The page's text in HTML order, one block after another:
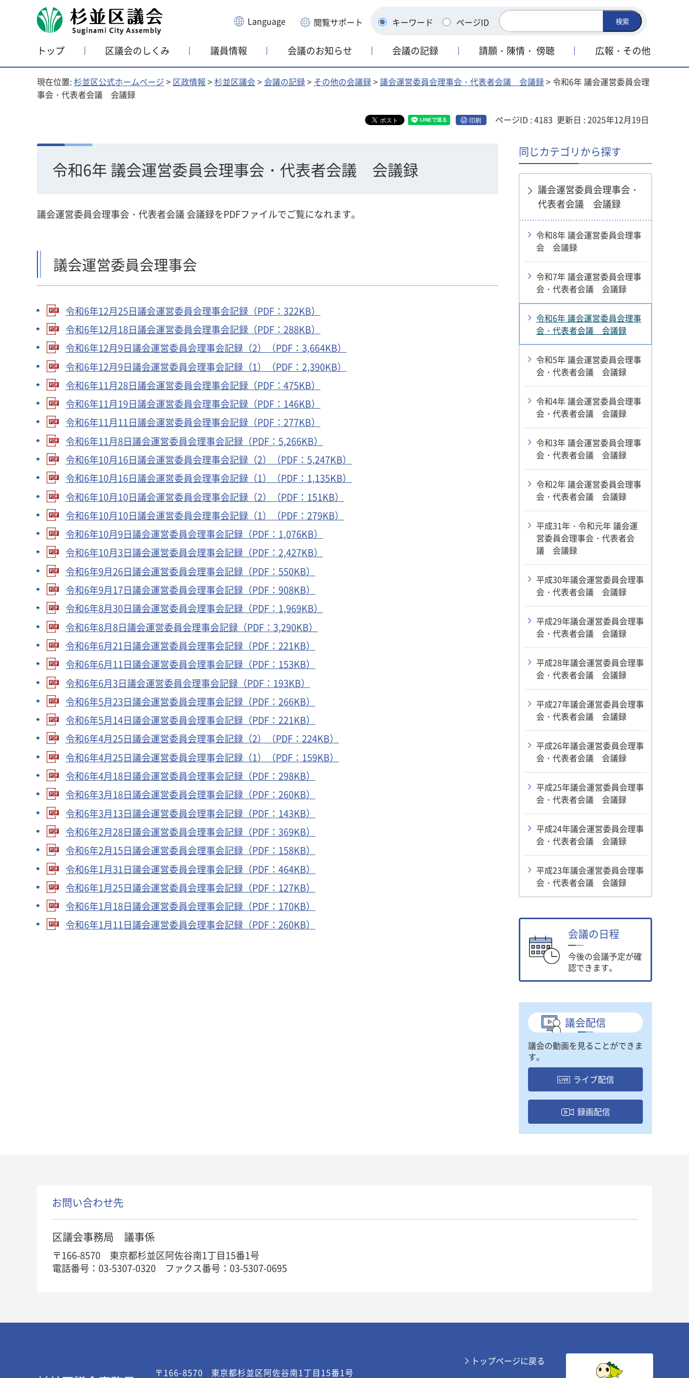
杉並区議会 Language 閲覧サポート キーワード ページID 検索
トップ 区議会のしくみ 議員情報 会議のお知らせ 会議の記録 請願・陳情・ 傍聴 広報・その他
現在位置:杉並区公式ホームページ > 区政情報 >杉並区議会>会議の記録> その他の会議録>議会運営委員会理事会・代表者会議 会議録> 令和6年 議会運営委員会理
事会・代表者会議 会議録
印刷 ページID : 4183 更新日 : 2025年12月19日
令和6年 議会運営委員会理事会・代表者会議 会議録
議会運営委員会理事会・代表者会議 会議録をPDFファイルでご覧になれます。
議会運営委員会理事会
令和6年12月25日議会運営委員会理事会記録（PDF：322KB）
令和6年12月18日議会運営委員会理事会記録（PDF：288KB）
令和6年12月9日議会運営委員会理事会記録（2）（PDF：3,664KB）
令和6年12月9日議会運営委員会理事会記録（1）（PDF：2,390KB）
令和6年11月28日議会運営委員会理事会記録（PDF：475KB）
令和6年11月19日議会運営委員会理事会記録（PDF：146KB）
令和6年11月11日議会運営委員会理事会記録（PDF：277KB）
令和6年11月8日議会運営委員会理事会記録（PDF：5,266KB）
令和6年10月16日議会運営委員会理事会記録（2）（PDF：5,247KB）
令和6年10月16日議会運営委員会理事会記録（1）（PDF：1,135KB）
令和6年10月10日議会運営委員会理事会記録（2）（PDF：151KB）
令和6年10月10日議会運営委員会理事会記録（1）（PDF：279KB）
令和6年10月9日議会運営委員会理事会記録（PDF：1,076KB）
令和6年10月3日議会運営委員会理事会記録（PDF：2,427KB）
令和6年9月26日議会運営委員会理事会記録（PDF：550KB）
令和6年9月17日議会運営委員会理事会記録（PDF：908KB）
令和6年8月30日議会運営委員会理事会記録（PDF：1,969KB）
令和6年8月8日議会運営委員会理事会記録（PDF：3,290KB）
令和6年6月21日議会運営委員会理事会記録（PDF：221KB）
令和6年6月11日議会運営委員会理事会記録（PDF：153KB）
令和6年6月3日議会運営委員会理事会記録（PDF：193KB）
令和6年5月23日議会運営委員会理事会記録（PDF：266KB）
令和6年5月14日議会運営委員会理事会記録（PDF：221KB）
令和6年4月25日議会運営委員会理事会記録（2）（PDF：224KB）
令和6年4月25日議会運営委員会理事会記録（1）（PDF：159KB）
令和6年4月18日議会運営委員会理事会記録（PDF：298KB）
令和6年3月18日議会運営委員会理事会記録（PDF：260KB）
令和6年3月13日議会運営委員会理事会記録（PDF：143KB）
令和6年2月28日議会運営委員会理事会記録（PDF：369KB）
令和6年2月15日議会運営委員会理事会記録（PDF：158KB）
令和6年1月31日議会運営委員会理事会記録（PDF：464KB）
令和6年1月25日議会運営委員会理事会記録（PDF：127KB）
令和6年1月18日議会運営委員会理事会記録（PDF：170KB）
令和6年1月11日議会運営委員会理事会記録（PDF：260KB）
同じカテゴリから探す
議会運営委員会理事会・
代表者会議 会議録
令和8年 議会運営委員会理事
会 会議録
令和7年 議会運営委員会理事
会・代表者会議 会議録
令和6年 議会運営委員会理事
会・代表者会議 会議録
令和5年 議会運営委員会理事
会・代表者会議 会議録
令和4年 議会運営委員会理事
会・代表者会議 会議録
令和3年 議会運営委員会理事
会・代表者会議 会議録
令和2年 議会運営委員会理事
会・代表者会議 会議録
平成31年・令和元年 議会運
営委員会理事会・代表者会
議 会議録
平成30年議会運営委員会理事
会・代表者会議 会議録
平成29年議会運営委員会理事
会・代表者会議 会議録
平成28年議会運営委員会理事
会・代表者会議 会議録
平成27年議会運営委員会理事
会・代表者会議 会議録
平成26年議会運営委員会理事
会・代表者会議 会議録
平成25年議会運営委員会理事
会・代表者会議 会議録
平成24年議会運営委員会理事
会・代表者会議 会議録
平成23年議会運営委員会理事
会・代表者会議 会議録
会議の日程
今後の会議予定が確
認できます。
議会配信
議会の動画を見ることができま
す。
ライブ配信
録画配信
お問い合わせ先
区議会事務局 議事係
〒166-8570 東京都杉並区阿佐谷南1丁目15番1号
電話番号：03-5307-0320
ファクス番号：03-5307-0695
〒166-8570 東京都杉並区阿佐谷南1丁目15番1号
トップページに戻る